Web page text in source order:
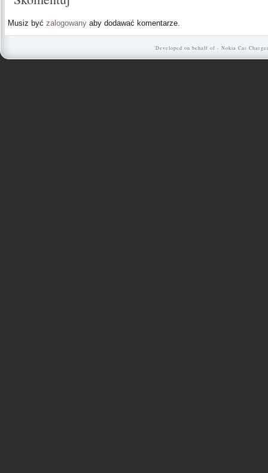
Musiz być zalogowany aby dodawać komentarze.
Developed on behalf of - Nokia Car